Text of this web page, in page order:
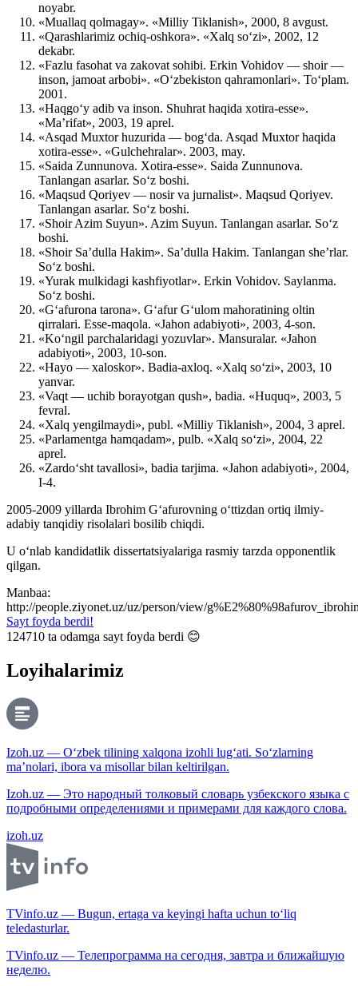
noyabr.
«Muallaq qolmagay». «Milliy Tiklanish», 2000, 8 avgust.
«Qarashlarimiz ochiq-oshkora». «Xalq so‘zi», 2002, 12
dekabr.
«Fazlu fasohat va zakovat sohibi. Erkin Vohidov — shoir —
inson, jamoat arbobi». «O‘zbekiston qahramonlari». To‘plam.
2001.
«Haqgo‘y adib va inson. Shuhrat haqida xotira-esse».
«Ma’rifat», 2003, 19 aprel.
«Asqad Muxtor huzurida — bog‘da. Asqad Muxtor haqida
xotira-esse». «Gulchehralar». 2003, may.
«Saida Zunnunova. Xotira-esse». Saida Zunnunova.
Tanlangan asarlar. So‘z boshi.
«Maqsud Qoriyev — nosir va jurnalist». Maqsud Qoriyev.
Tanlangan asarlar. So‘z boshi.
«Shoir Azim Suyun». Azim Suyun. Tanlangan asarlar. So‘z
boshi.
«Shoir Sa’dulla Hakim». Sa’dulla Hakim. Tanlangan she’rlar.
So‘z boshi.
«Yurak mulkidagi kashfiyotlar». Erkin Vohidov. Saylanma.
So‘z boshi.
«G‘afurona tarona». G‘afur G‘ulom mahoratining oltin
qirralari. Esse-maqola. «Jahon adabiyoti», 2003, 4-son.
«Ko‘ngil parchalaridagi yozuvlar». Mansuralar. «Jahon
adabiyoti», 2003, 10-son.
«Hayo — xaloskor». Badia-axloq. «Xalq so‘zi», 2003, 10
yanvar.
«Vaqt — uchib borayotgan qush», badia. «Huquq», 2003, 5
fevral.
«Xalq yengilmaydi», publ. «Milliy Tiklanish», 2004, 3 aprel.
«Parlamentga hamqadam», pulb. «Xalq so‘zi», 2004, 22
aprel.
«Zardo‘sht tavallosi», badia tarjima. «Jahon adabiyoti», 2004,
I-4.
2005-2009 yillarda Ibrohim G‘afurovning o‘ttizdan ortiq ilmiy-
adabiy tanqidiy risolalari bosilib chiqdi.
U o‘nlab kandidatlik dissertatsiyalariga rasmiy tarzda opponentlik
qilgan.
Manbaa:
http://people.ziyonet.uz/uz/person/view/
Sayt foyda berdi!
124710 ta odamga sayt foyda berdi 😊
Loyihalarimiz
Izoh.uz — O‘zbek tilining xalqona izohli lug‘ati. So‘zlarning
ma’nolari, ibora va misollar bilan keltirilgan.
Izoh.uz — Это народный толковый словарь узбекского языка с
подробными определениями и примерами для каждого слова.
izoh.uz
TVinfo.uz — Bugun, ertaga va keyingi hafta uchun to‘liq
teledasturlar.
TVinfo.uz — Телепрограмма на сегодня, завтра и ближайшую
неделю.